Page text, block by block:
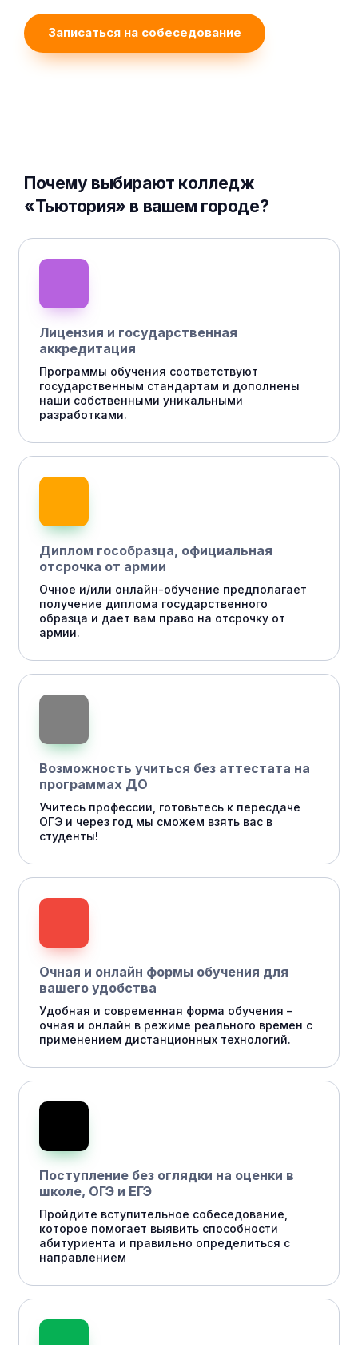
Записаться на собеседование
Почему выбирают колледж
«Тьютория» в вашем городе?
Лицензия и государственная
аккредитация
Программы обучения соответствуют
государственным стандартам и дополнены
наши собственными уникальными
разработками.
Диплом гособразца, официальная
отсрочка от армии
Очное и/или онлайн-обучение предполагает
получение диплома государственного
образца и дает вам право на отсрочку от
армии.
Возможность учиться без аттестата на
программах ДО
Учитесь профессии, готовьтесь к пересдаче
ОГЭ и через год мы сможем взять вас в
студенты!
Очная и онлайн формы обучения для
вашего удобства
Удобная и современная форма обучения –
очная и онлайн в режиме реального времен с
применением дистанционных технологий.
Поступление без оглядки на оценки в
школе, ОГЭ и ЕГЭ
Пройдите вступительное собеседование,
которое помогает выявить способности
абитуриента и правильно определиться с
направлением